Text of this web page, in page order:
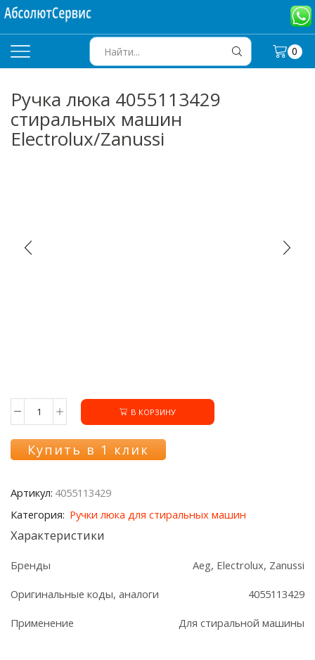
INPUT
0
Ручка люка 4055113429
стиральных машин
Electrolux/Zanussi
Количество
Ручка
люка
машин
В КОРЗИНУ
Купить в 1 клик
Артикул: 4055113429
Категория: Ручки люка для стиральных машин
Характеристики
Бренды Aeg, Electrolux, Zanussi
Оригинальные коды, аналоги 4055113429
Применение Для стиральной машины